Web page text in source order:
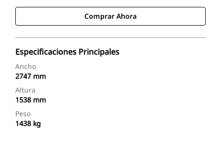
Comprar Ahora
Especificaciones Principales
Ancho
2747 mm
Altura
1538 mm
Peso
1438 kg